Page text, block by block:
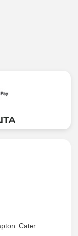
Cater...